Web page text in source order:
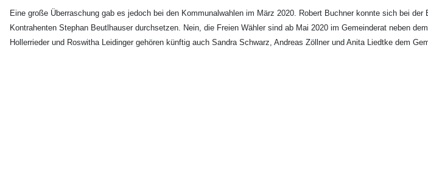
Eine große Überraschung gab es jedoch bei den Kommunalwahlen im März 2020. Robert Buchner konnte sich bei
Kontrahenten Stephan Beutlhauser durchsetzen. Nein, die Freien Wähler sind ab Mai 2020 im Gemeinderat neben
Hollerrieder und Roswitha Leidinger gehören künftig auch Sandra Schwarz, Andreas Zöllner und Anita Liedtke dem